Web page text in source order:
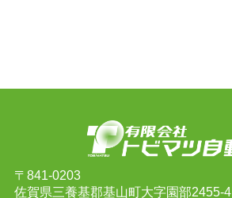
〒841-0203
佐賀県三養基郡基山町大字園部2455-4